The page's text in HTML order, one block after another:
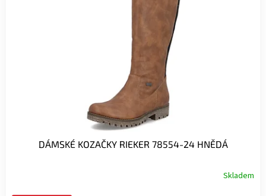
DÁMSKÉ KOZAČKY RIEKER 78554-24 HNĚDÁ
Skladem